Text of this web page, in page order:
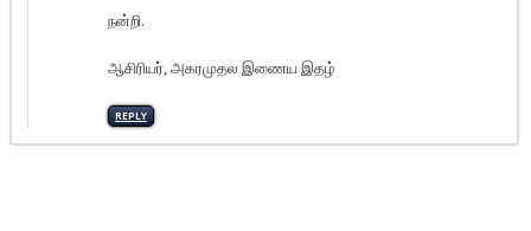
நன்றி.
ஆசிரியர், அகரமுதல இணைய இதழ்
REPLY